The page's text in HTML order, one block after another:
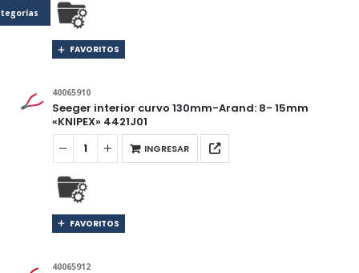
FAVORITOS
40065910
Seeger interior curvo 130mm-Arand: 8- 15mm
«KNIPEX» 4421J01
INGRESAR
FAVORITOS
40065912